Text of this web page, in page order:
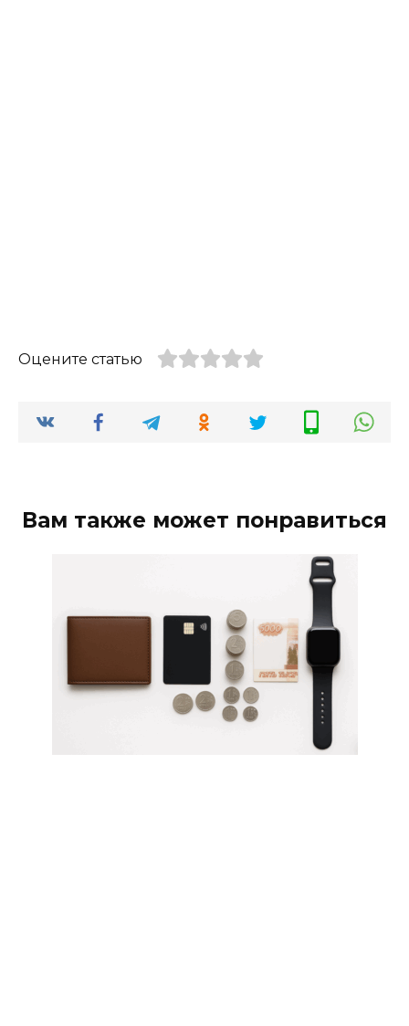
Оцените статью
Вам также может понравиться